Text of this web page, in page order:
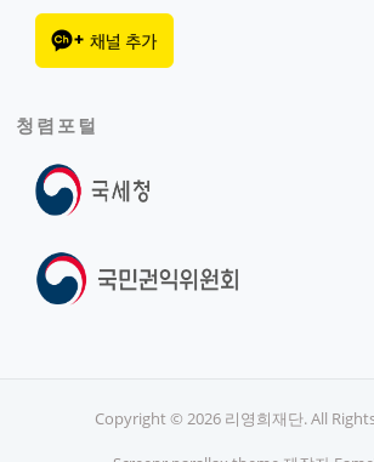
청렴포털
Copyright © 2026 리영희재단. All